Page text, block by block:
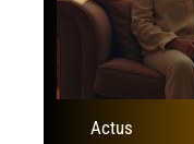
Actus